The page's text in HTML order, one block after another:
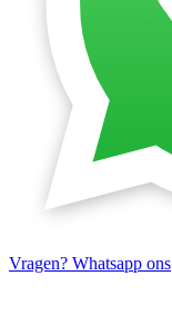
Vragen? Whatsapp ons